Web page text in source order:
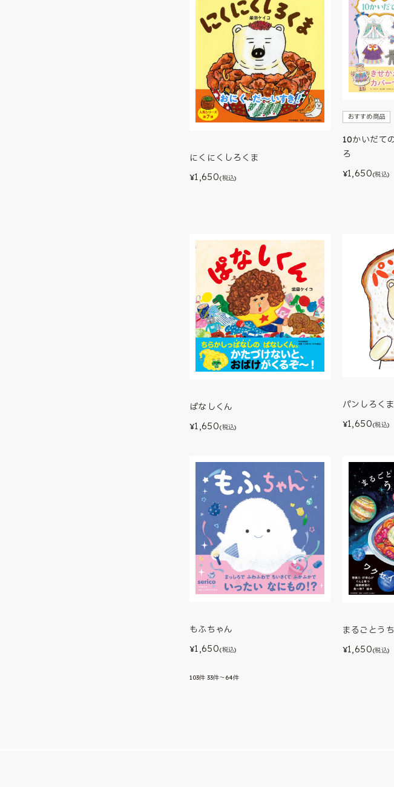
にくにくしろくま
¥1,650(税込)
おすすめ商品
10かいだて
ろ
¥1,650(税込)
ぱなしくん
¥1,650(税込)
パンしろくま
¥1,650(税込)
もふちゃん
¥1,650(税込)
まるごとう
¥1,650(税込)
103件 33件～64件